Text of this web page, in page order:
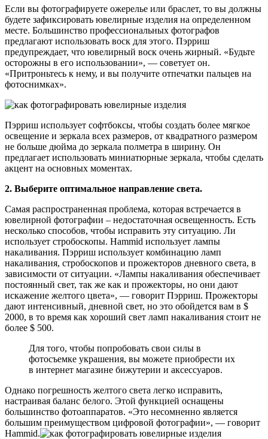
Если вы фотографируете ожерелье или браслет, то вы должны
будете зафиксировать ювелирные изделия на определенном
месте. Большинство профессиональных фотографов
предлагают использовать воск для этого. Пэрриш
предупреждает, что ювелирный воск очень жирный. «Будьте
осторожны в его использовании», — советует он.
«Притроньтесь к нему, и вы получите отпечатки пальцев на
фотоснимках».
Пэрриш использует софтбоксы, чтобы создать более мягкое
освещение и зеркала всех размеров, от квадратного размером
не больше дюйма до зеркала полметра в ширину. Он
предлагает использовать миниатюрные зеркала, чтобы сделать
акцент на основных моментах.
2. Выберите оптимальное направление света.
Самая распространенная проблема, которая встречается в
ювелирной фотографии – недостаточная освещенность. Есть
несколько способов, чтобы исправить эту ситуацию. Ли
использует стробоскопы. Hammid использует лампы
накаливания. Пэрриш использует комбинацию ламп
накаливания, стробоскопов и прожекторов дневного света, в
зависимости от ситуации. «Лампы накаливания обеспечивает
постоянный свет, так же как и прожекторы, но они дают
искажение желтого цвета», — говорит Пэрриш. Прожекторы
дают интенсивный, дневной свет, но это обойдется вам в $
2000, в то время как хороший свет ламп накаливания стоит не
более $ 500.
Для того, чтобы попробовать свои силы в
фотосъемке украшения, вы можете приобрести их
в интернет магазине бижутерии и аксессуаров.
Однако погрешность желтого света легко исправить,
настраивая баланс белого. Этой функцией оснащены
большинство фотоаппаратов. «Это несомненно является
большим преимуществом цифровой фотографии», — говорит
Hammid.